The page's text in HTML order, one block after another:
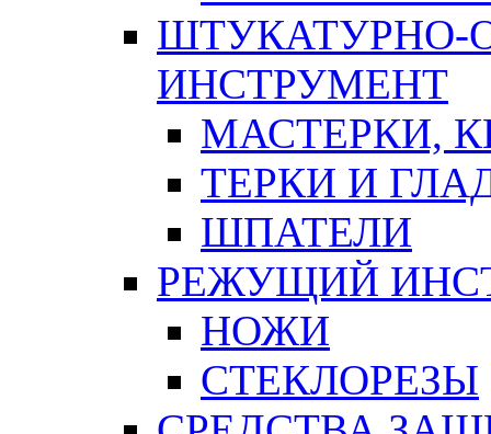
ШТУКАТУРНО-
ИНСТРУМЕНТ
МАСТЕРКИ,
ТЕРКИ И
ШПАТЕЛИ
РЕЖУЩИЙ
НОЖИ
СТЕКЛОРЕЗЫ